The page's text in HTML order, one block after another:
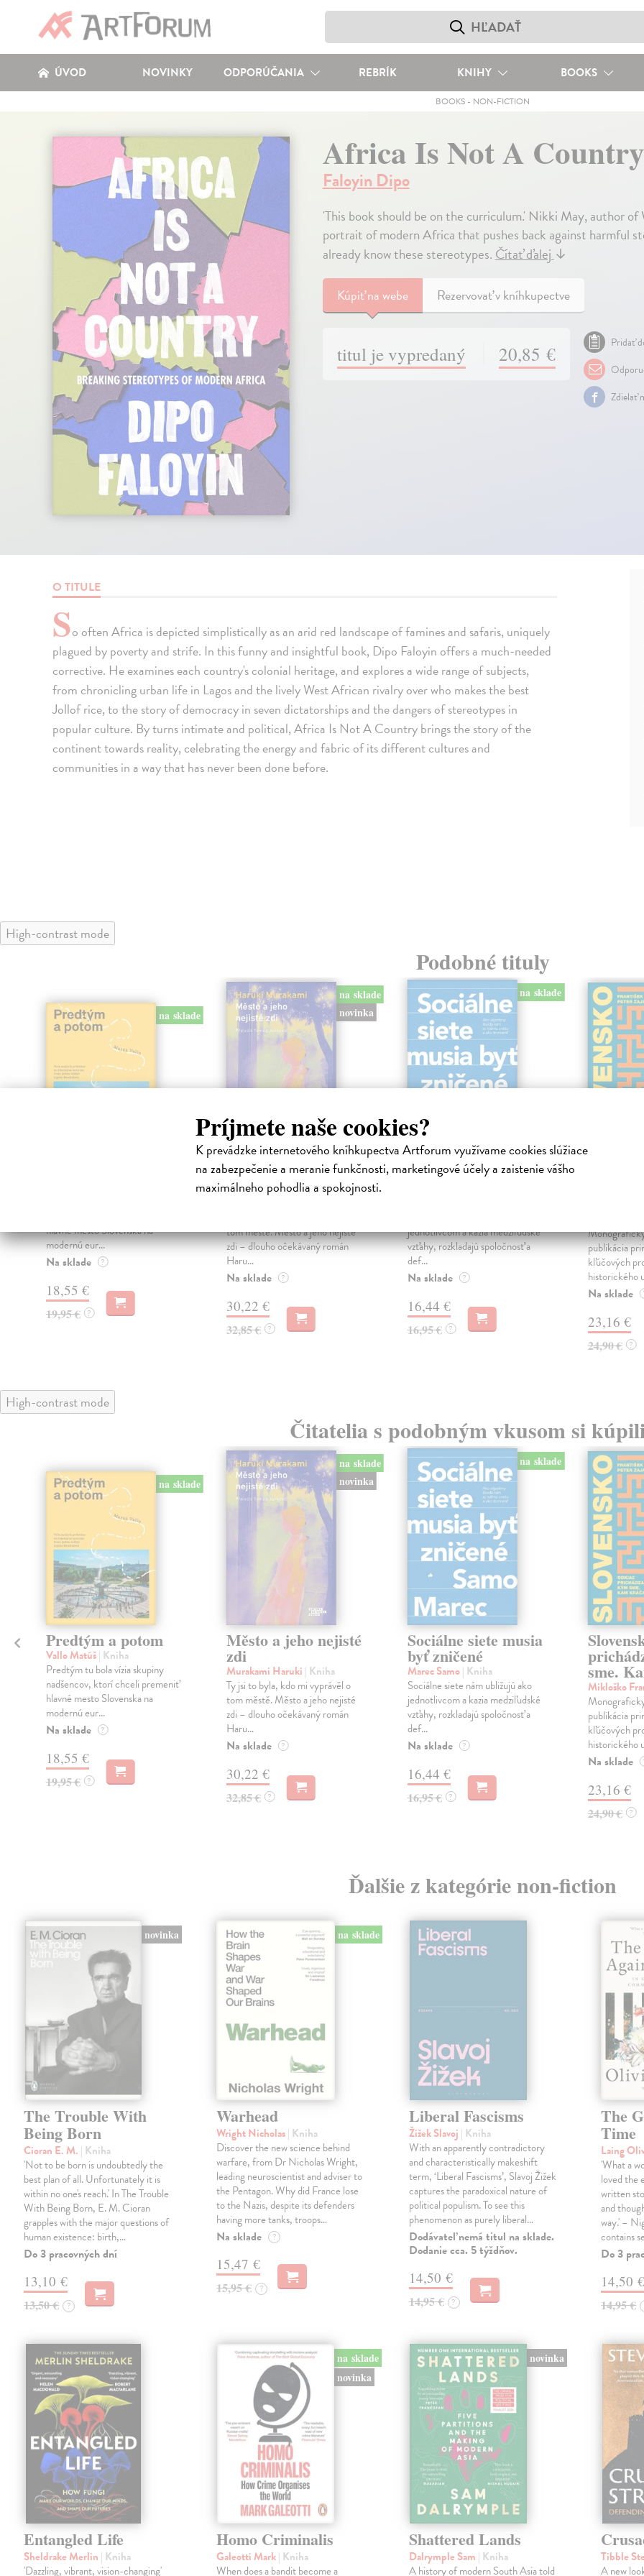
Príjmete naše cookies?
K prevádzke internetového kníhkupectva Artforum využívame cookies slúžiace
na zabezpečenie a meranie funkčnosti, marketingové účely a zaistenie vášho
maximálneho pohodlia a spokojnosti.
ÚVOD NOVINKY ODPORÚČANIA REBRÍK KNIHY BOOKS
BOOKS - NON-FICTION
Africa Is Not A Country
Faloyin Dipo
'This book should be on the curriculum.' Nikki May, author
portrait of modern Africa that pushes back against harmful
already know these stereotypes.Čítať ďalej↓
Kúpiťna webe Rezervovať v kníhkupectve
titul je vypredaný 20,85 €
Pridať
Zdielať
O TITULE
So often Africa is depicted simplistically as an arid red landscape of famines and safaris, uniquely
plagued by poverty and strife. In this funny and insightful book, Dipo Faloyin offers a much-needed
corrective. He examines each country's colonial heritage, and explores a wide range of subjects,
from chronicling urban life in Lagos and the lively West African rivalry over who makes the best
Jollof rice, to the story of democracy in seven dictatorships and the dangers of stereotypes in
popular culture. By turns intimate and political, Africa Is Not A Country brings the story of the
continent towards reality, celebrating the energy and fabric of its different cultures and
communities in a way that has never been done before.
High-contrast mode
Podobné tituly
na sklade
hlavné mesto Slovenska na
modernú eur...
Na sklade ?
18,55 €
19,95 € ?
na sklade
novinka
Město a jeho nejisté
zdi
tom městě. Město a jeho nejisté
zdi – dlouho očekávaný román
Haru...
Na sklade ?
30,22 €
32,85 € ?
na sklade
Sociálne siete musia
jednotlivcom a kazia medziľudské
vzťahy, rozkladajú spoločnosť a
def...
Na sklade ?
16,44 €
16,95 € ?
sme.
publikácia
kľúčových
historického
Na sklade
23,16 €
24,90 € ?
High-contrast mode
Čitatelia s podobným vkusom si
na sklade
Predtým a potom
Vallo Matúš| Kniha
Predtým tu bola vízia skupiny
nadšencov, ktorí chceli premeniť
hlavné mesto Slovenska na
modernú eur...
Na sklade ?
18,55 €
19,95 € ?
na sklade
novinka
Město a jeho nejisté
zdi
Murakami Haruki | Kniha
Ty jsi to byla, kdo mi vyprávěl o
tom městě. Město a jeho nejisté
zdi – dlouho očekávaný román
Haru...
Na sklade ?
30,22 €
32,85 € ?
na sklade
Sociálne siete musia
byť zničené
Marec Samo| Kniha
Sociálne siete nám ubližujú ako
jednotlivcom a kazia medziľudské
vzťahy, rozkladajú spoločnosť a
def...
Na sklade ?
16,44 €
16,95 € ?
sme.
Mikloško
publikácia
kľúčových
historického
Na sklade
23,16 €
24,90 € ?
Ďalšie z kategórie non-fiction
novinka
The Trouble With
Being Born
Cioran E. M. | Kniha
'Not to be born is undoubtedly the
best plan of all. Unfortunately it is
within no one's reach.' In The Trouble
With Being Born, E. M. Cioran
grapples with the major questions of
human existence: birth,…
Do 3 pracovných dní
13,10 €
13,50 € ?
na sklade
Warhead
Wright Nicholas| Kniha
Discover the new science behind
warfare, from Dr Nicholas Wright,
leading neuroscientist and adviser to
the Pentagon. Why did France lose
to the Nazis, despite its defenders
having more tanks, troops…
Na sklade ?
15,47 €
15,95 € ?
Liberal Fascisms
Žižek Slavoj | Kniha
With an apparently contradictory
and characteristically makeshift
term, ‘Liberal Fascisms’, Slavoj Žižek
captures the paradoxical nature of
political populism. To see this
phenomenon as purely liberal…
Dodávateľ nemá titul na sklade.
Dodanie cca. 5 týždňov.
14,50 €
14,95 € ?
The
Time
Laing
'What a
loved the
written
and
way.' –
contains
Do 3
14,50 €
14,95 €
Entangled Life
Sheldrake Merlin | Kniha
'Dazzling, vibrant, vision-changing'
na sklade
novinka
Homo Criminalis
Galeotti Mark| Kniha
When does a bandit become a
novinka
Shattered Lands
Dalrymple Sam | Kniha
A history of modern South Asia told
Tibble
A new